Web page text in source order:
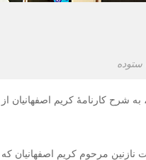
ستوده
، به شرح کارنامۀ کریم اصفهانیان از
مرحوم کریم اصفهانیان